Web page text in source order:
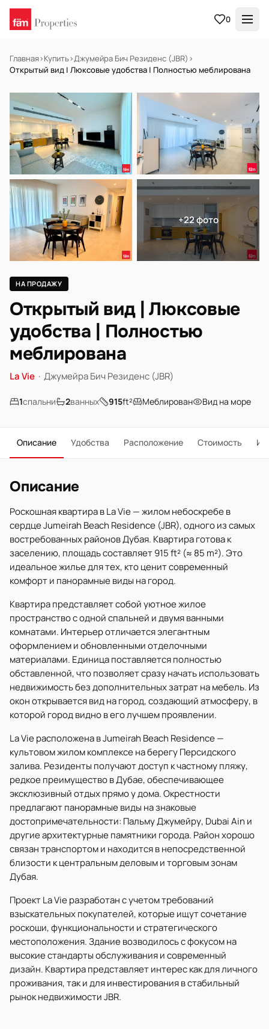
0
Главная›Купить›Джумейра Бич Резиденс (JBR) ›
Открытый вид | Люксовые удобства | Полностью меблирована
НА ПРОДАЖУ Готов к заселению
+22 фото
НА ПРОДАЖУ
Открытый вид | Люксовые
удобства | Полностью
меблирована
La Vie · Джумейра Бич Резиденс (JBR)
1спальни 2ванных 915ft² Меблирован Вид на море
Описание Удобства Расположение Стоимость
Описание
Роскошная квартира в La Vie — жилом небоскребе в
сердце Jumeirah Beach Residence (JBR), одного из самых
востребованных районов Дубая. Квартира готова к
заселению, площадь составляет 915 ft² (≈ 85 m²). Это
идеальное жилье для тех, кто ценит современный
комфорт и панорамные виды на город.
Квартира представляет собой уютное жилое
пространство с одной спальней и двумя ванными
комнатами. Интерьер отличается элегантным
оформлением и обновленными отделочными
материалами. Единица поставляется полностью
обставленной, что позволяет сразу начать использовать
недвижимость без дополнительных затрат на мебель. Из
окон открывается вид на город, создающий атмосферу, в
которой город видно в его лучшем проявлении.
La Vie расположена в Jumeirah Beach Residence —
культовом жилом комплексе на берегу Персидского
залива. Резиденты получают доступ к частному пляжу,
редкое преимущество в Дубае, обеспечивающее
эксклюзивный отдых прямо у дома. Окрестности
предлагают панорамные виды на знаковые
достопримечательности: Пальму Джумейру, Dubai Ain и
другие архитектурные памятники города. Район хорошо
связан транспортом и находится в непосредственной
близости к центральным деловым и торговым зонам
Дубая.
Проект La Vie разработан с учетом требований
взыскательных покупателей, которые ищут сочетание
роскоши, функциональности и стратегического
местоположения. Здание возводилось с фокусом на
высокие стандарты обслуживания и современный
дизайн. Квартира представляет интерес как для личного
проживания, так и для инвестирования в стабильный
рынок недвижимости JBR.